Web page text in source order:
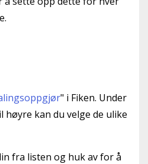
" i Fiken. Under
kan du velge de ulike
fra listen og huk av for å